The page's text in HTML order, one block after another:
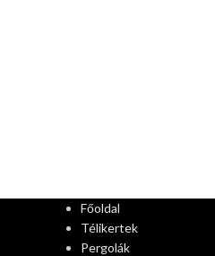
Főoldal
Télikertek
Pergolák